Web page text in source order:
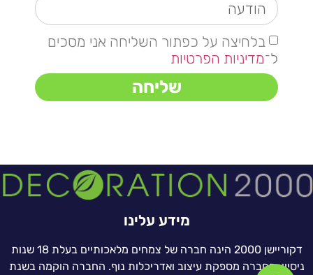
בלחיצה על כפתור השליחה אני מסכים
ל־מדיניות הפרטיות
שליחה
מידע עלינו
דקוריישן 2000 הינה חברה של צמחים מלאכותיים בעלת 18 שנות
ניסיון. החברה מספקת עיצוב ואדריכלות נוף. החברה הוקמה בשנת